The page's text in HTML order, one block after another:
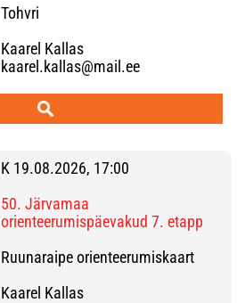
Tohvri
Kaarel Kallas
kaarel.kallas@mail.ee
K 19.08.2026, 17:00
50. Järvamaa
orienteerumispäevakud 7. etapp
Ruunaraipe orienteerumiskaart
Kaarel Kallas